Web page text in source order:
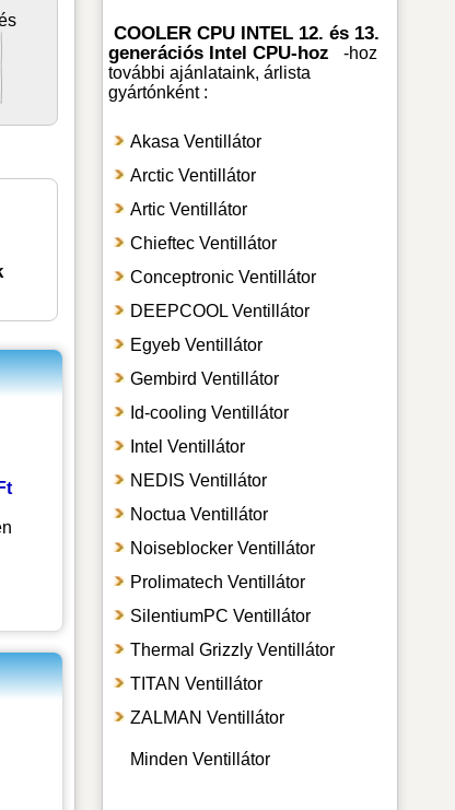
COOLER CPU INTEL 12. és 13.
generációs Intel CPU-hoz
-hoz
további ajánlataink, árlista
gyártónként :
Akasa Ventillátor
Arctic Ventillátor
Artic Ventillátor
Chieftec Ventillátor
Conceptronic Ventillátor
DEEPCOOL Ventillátor
Egyeb Ventillátor
Gembird Ventillátor
Id-cooling Ventillátor
Intel Ventillátor
NEDIS Ventillátor
Noctua Ventillátor
Noiseblocker Ventillátor
Prolimatech Ventillátor
SilentiumPC Ventillátor
Thermal Grizzly Ventillátor
TITAN Ventillátor
ZALMAN Ventillátor
Minden Ventillátor